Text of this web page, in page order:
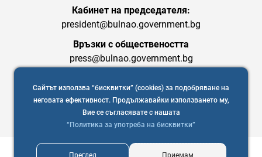
Сайтът използва “бисквитки” (cookies) за подобряване на
неговата ефективност. Продължавайки използването му,
Вие се съгласявате с нашата
“Политика за употреба на бисквитки”
Преглед Приемам
Кабинет на председателя:
president@bulnao.government.bg
Връзки с обществеността
press@bulnao.government.bg